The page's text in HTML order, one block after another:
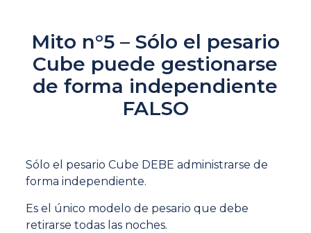
Mito n°5 – Sólo el pesario
Cube puede gestionarse
de forma independiente
FALSO
Sólo el pesario Cube DEBE administrarse de
forma independiente.
Es el único modelo de pesario que debe
retirarse todas las noches.